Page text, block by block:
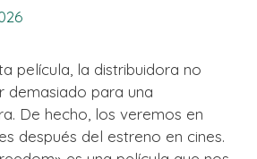
película, la distribuidora no
demasiado para una
De hecho, los veremos en
después del estreno en cines.